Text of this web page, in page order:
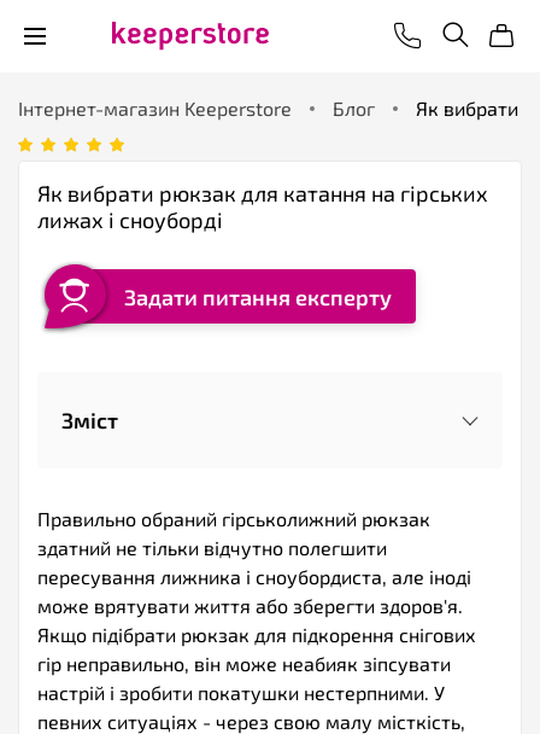
Інтернет-магазин Keeperstore Блог Як вибрати
Як вибрати рюкзак для катання на гірських
лижах і сноуборді
Задати питання експерту
Зміст
Правильно обраний гірськолижний рюкзак
здатний не тільки відчутно полегшити
пересування лижника і сноубордиста, але іноді
може врятувати життя або зберегти здоров'я.
Якщо підібрати рюкзак для підкорення снігових
гір неправильно, він може неабияк зіпсувати
настрій і зробити покатушки нестерпними. У
певних ситуаціях - через свою малу місткість,